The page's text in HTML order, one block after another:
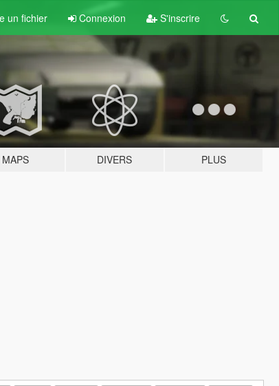
un fichier Connexion S'inscrire
MAPS DIVERS PLUS